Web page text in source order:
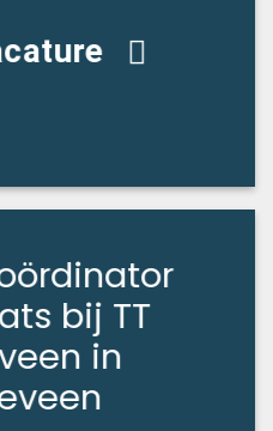
bij TT
in